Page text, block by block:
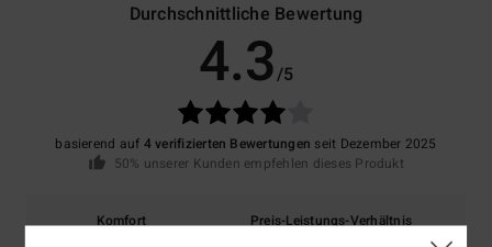
Durchschnittliche Bewertung
4.3/5
basierend auf 4 verifizierten Bewertungen seit Dezember 2025
50% unserer Kunden empfehlen dieses Produkt
Komfort
Preis-Leistungs-Verhältnis